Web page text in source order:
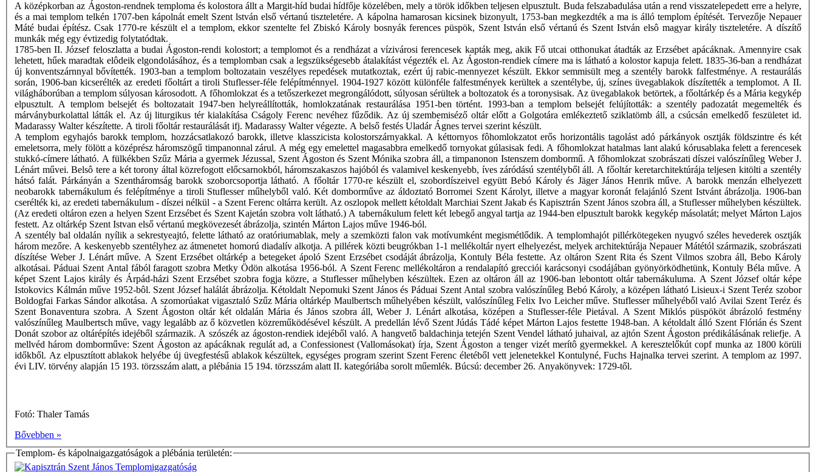
A középkorban az Ágoston-rendnek temploma és kolostora állt a Margit-híd budai hídfője közelében, mely a török időkben teljesen elpusztult. Buda felszabadulása után a rend visszatelepedett erre a helyre,
és a mai templom telkén 1707-ben kápolnát emelt Szent lstván első vértanú tiszteletére. A kápolna hamarosan kicsinek bizonyult, 1753-ban megkezdték a ma is álló templom építését. Tervezője Nepauer
Máté budai építész. Csak 1770-re készült el a templom, ekkor szentelte fel Zbiskó Károly bosnyák ferences püspök, Szent István első vértanú és Szent István elsô magyar király tiszteletére. A díszítő
munkák még egy évtizedig folytatódtak.
1785-ben II. József feloszlatta a budai Ágoston-rendi kolostort; a templomot és a rendházat a vízivárosi ferencesek kapták meg, akik Fő utcai otthonukat átadták az Erzsébet apácáknak. Amennyire csak
lehetett, hűek maradtak elôdeik elgondolásához, és a templomban csak a legszükségesebb átalakítást végezték el. Az Ágoston-rendiek címere ma is látható a kolostor kapuja felett. 1835-36-ban a rendházat
új konventszárnnyal bővítették. 1903-ban a templom boltozatain veszélyes repedések mutatkoztak, ezért új rabic-mennyezet készült. Ekkor semmisült meg a szentély barokk falfestménye. A restaurálás
során, 1906-ban kicserélték az eredeti főoltárt a tiroli Stuflesser-féle felépítménnyel. 1904-1927 között különféle falfestmények kerültek a szentélybe, új, színes üvegablakok díszítették a templomot. A II.
világháborúban a templom súlyosan károsodott. A főhomlokzat és a tetőszerkezet megrongálódott, súlyosan sérültek a boltozatok és a toronysisak. Az üvegablakok betörtek, a főoltárkép és a Mária kegykép
elpusztult. A templom belsejét és boltozatait 1947-ben helyreállították, homlokzatának restaurálása 1951-ben történt. 1993-ban a templom belsejét felújították: a szentély padozatát megemelték és
márványburkolattal látták el. Az új liturgikus tér kialakítása Cságoly Ferenc nevéhez fűződik. Az új szembemiséző oltár előtt a Golgotára emlékeztető sziklatömb áll, a csúcsán emelkedő feszületet id.
Madarassy Walter készítette. A tiroli főoltár restaurálását ifj. Madarassy Walter végezte. A belső festés Uladár Ágnes tervei szerint készült.
A templom egyhajós barokk templom, hozzácsatlakozó barokk, illetve klasszicista kolostorszárnyakkal. A kéttornyos fôhomlokzatot erős horizontális tagolást adó párkányok osztják földszintre és két
emeletsorra, mely fölött a középrész háromszögű timpanonnal zárul. A még egy emelettel magasabbra emelkedő tornyokat gúlasisak fedi. A főhomlokzat hatalmas lant alakú kórusablaka felett a ferencesek
stukkó-címere látható. A fülkékben Szűz Mária a gyermek Jézussal, Szent Ágoston és Szent Mónika szobra áll, a timpanonon Istenszem dombormű. A főhomlokzat szobrászati díszei valószínűleg Weber J.
Lénárt művei. Belsô tere a két torony által közrefogott előcsarnokból, háromszakaszos hajóból és valamivel keskenyebb, íves záródású szentélyből áll. A főoltár keretarchitektúrája teljesen kitölti a szentély
hátsó falát. Párkányán a Szentháromság barokk szoborcsoportja látható. A főoltár 1770-re készült el, szobordíszeivel együtt Bebó Károly és Jäger János Henrik műve. A barokk menzán elhelyezett
neobarokk tabernákulum és felépítménye a tiroli Stuflesser műhelyből való. Két domborműve az áldoztató Borromei Szent Károlyt, illetve a magyar koronát felajánló Szent Istvánt ábrázolja. 1906-ban
cserélték ki, az eredeti tabernákulum - díszei nélkül - a Szent Ferenc oltárra került. Az oszlopok mellett kétoldalt Marchiai Szent Jakab és Kapisztrán Szent János szobra áll, a Stuflesser műhelyben készültek.
(Az eredeti oltáron ezen a helyen Szent Erzsébet és Szent Kajetán szobra volt látható.) A tabernákulum felett két lebegő angyal tartja az 1944-ben elpusztult barokk kegykép másolatát; melyet Márton Lajos
festett. Az oltárkép Szent Istvan első vértanú megkövezesét ábrázolja, szintén Márton Lajos műve 1946-ból.
A szentély bal oldalán nyílik a sekrestyeajtó, felette látható az oratóriumablak, mely a szemközti falon vak motívumként megismétlődik. A templomhajót pillérkötegeken nyugvó széles hevederek osztják
három mezőre. A keskenyebb szentélyhez az átmenetet homorú diadalív alkotja. A pillérek közti beugrókban 1-1 mellékoltár nyert elhelyezést, melyek architektúrája Nepauer Mátétól származik, szobrászati
díszítése Weber J. Lénárt műve. A Szent Erzsébet oltárkép a betegeket ápoló Szent Erzsébet csodáját ábrázolja, Kontuly Béla festette. Az oltáron Szent Rita és Szent Vilmos szobra áll, Bebo Károly
alkotásai. Páduai Szent Antal fából faragott szobra Metky Ödön alkotása 1956-ból. A Szent Ferenc mellékoltáron a rendalapító grecciói karácsonyi csodájában gyönyörködhetünk, Kontuly Béla műve. A
képet Szent Lajos király és Árpád-házi Szent Erzsébet szobra fogja közre, a Stuflesser műhelyben készültek. Ezen az oltáron áll az 1906-ban lebontott oltár tabernákuluma. A Szent József oltár képe
Istokovics Kálmán műve 1952-bôl. Szent József halálát ábrázolja. Kétoldalt Nepomuki Szent János és Páduai Szent Antal szobra valószínűleg Bebó Károly, a középen látható Lisieux-i Szent Teréz szobor
Boldogfai Farkas Sándor alkotása. A szomorúakat vigasztaló Szűz Mária oltárkép Maulbertsch műhelyében készült, valószínűleg Felix Ivo Leicher műve. Stuflesser műhelyéből való Avilai Szent Teréz és
Szent Bonaventura szobra. A Szent Ágoston oltár két oldalán Mária és János szobra áll, Weber J. Lénárt alkotása, középen a Stuflesser-féle Pietával. A Szent Miklós püspököt ábrázoló festmény
valószínűleg Maulbertsch műve, vagy legalább az ő közvetlen közreműködésével készült. A predellán lévő Szent Júdás Tádé képet Márton Lajos festette 1948-ban. A kétoldalt álló Szent Flórián és Szent
Donát szobor az oltárépítés idejéből származik. A szószék az ágoston-rendiek idejéből való. A hangvető baldachinja tetején Szent Vendel látható juhaival, az ajtón Szent Ágoston prédikálásának reliefje. A
mellvéd három domborműve: Szent Ágoston az apácáknak regulát ad, a Confessionest (Vallomásokat) írja, Szent Ágoston a tenger vizét merítô gyermekkel. A keresztelőkút copf munka az 1800 körüli
időkből. Az elpusztított ablakok helyébe új üvegfestésű ablakok készültek, egységes program szerint Szent Ferenc életéből vett jelenetekkel Kontulyné, Fuchs Hajnalka tervei szerint. A templom az 1997.
évi LIV. törvény alapján 15 193. törzsszám alatt, a plébánia 15 194. törzsszám alatt II. kategóriába sorolt műemlék. Búcsú: december 26. Anyakönyvek: 1729-től.
Fotó: Thaler Tamás
Bővebben »
Templom- és kápolnaigazgatóságok a plébánia területén: